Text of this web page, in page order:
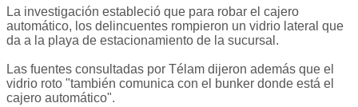
La investigación estableció que para robar el cajero
automático, los delincuentes rompieron un vidrio lateral que
da a la playa de estacionamiento de la sucursal.
Las fuentes consultadas por Télam dijeron además que el
vidrio roto "también comunica con el bunker donde está el
cajero automático".